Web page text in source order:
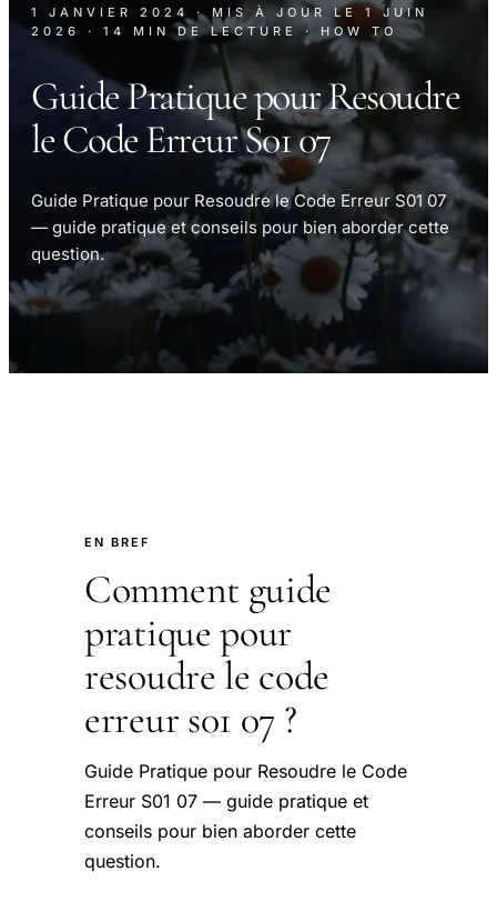
1 JANVIER 2024 · MIS À JOUR LE 1 JUIN
2026
· 14 MIN DE LECTURE · HOW TO
Guide Pratique pour Resoudre
le Code Erreur S01 07
Guide Pratique pour Resoudre le Code Erreur S01 07
— guide pratique et conseils pour bien aborder cette
question.
EN BREF
Comment guide
pratique pour
resoudre le code
erreur s01 07 ?
Guide Pratique pour Resoudre le Code
Erreur S01 07 — guide pratique et
conseils pour bien aborder cette
question.